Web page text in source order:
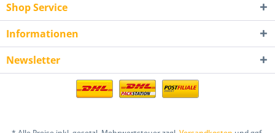
Shop Service
Informationen
Newsletter